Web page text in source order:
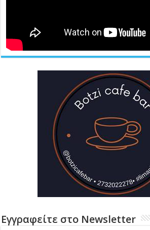
Εγγραφείτε στο Newsletter